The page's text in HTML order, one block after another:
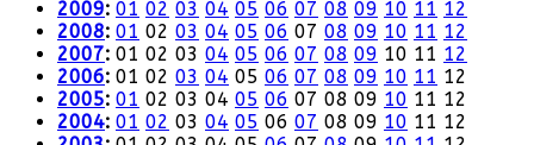
2009: 01 02 03 04 05 06 07 08 09 10 11 12
2008: 01 02 03 04 05 06 07 08 09 10 11 12
2007: 01 02 03 04 05 06 07 08 09 10 11 12
2006: 01 02 03 04 05 06 07 08 09 10 11 12
2005: 01 02 03 04 05 06 07 08 09 10 11 12
2004: 01 02 03 04 05 06 07 08 09 10 11 12